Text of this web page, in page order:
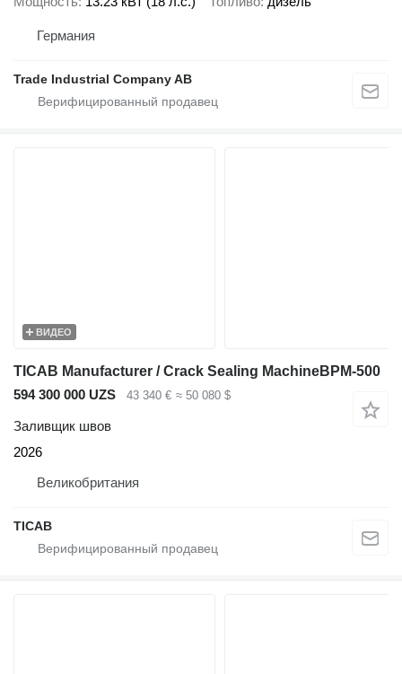
Германия
Trade Industrial Company AB
ВИДЕО
TICAB Manufacturer / Crack Sealing MachineBPM-500
594 300 000 UZS
43 340 € ≈ 50 080 $
Заливщик швов
2026
Великобритания
TICAB